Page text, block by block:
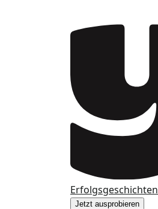
Erfolgsgeschichten
Jetzt ausprobieren